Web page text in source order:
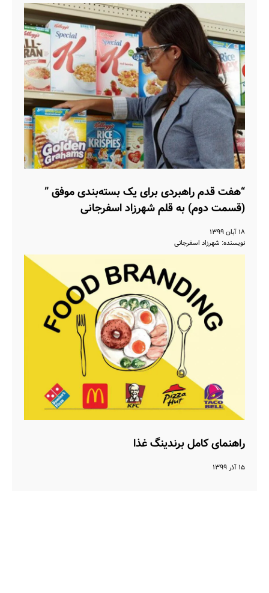
“هفت قدم راهبردی برای یک بسته‌بندی موفق ”
(قسمت دوم) به قلم شهرزاد اسفرجانی
۱۸ آبان ۱۳۹۹
نویسنده: شهرزاد اسفرجانی
راهنمای کامل برندینگ غذا
۱۵ آذر ۱۳۹۹